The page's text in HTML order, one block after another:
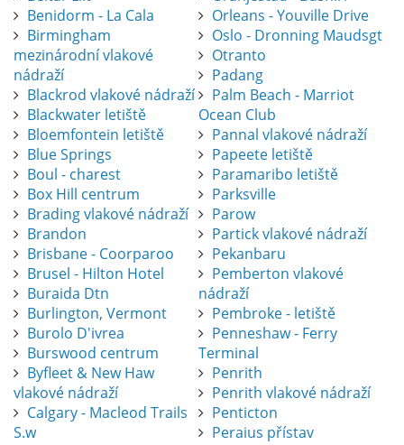
Benidorm - La Cala
Birmingham
mezinárodní vlakové
nádraží
Blackrod vlakové nádraží
Blackwater letiště
Bloemfontein letiště
Blue Springs
Boul - charest
Box Hill centrum
Brading vlakové nádraží
Brandon
Brisbane - Coorparoo
Brusel - Hilton Hotel
Buraida Dtn
Burlington, Vermont
Burolo D'ivrea
Burswood centrum
Byfleet & New Haw
vlakové nádraží
Calgary - Macleod Trails
S.w
Orleans - Youville Drive
Oslo - Dronning Maudsgt
Otranto
Padang
Palm Beach - Marriot
Ocean Club
Pannal vlakové nádraží
Papeete letiště
Paramaribo letiště
Parksville
Parow
Partick vlakové nádraží
Pekanbaru
Pemberton vlakové
nádraží
Pembroke - letiště
Penneshaw - Ferry
Terminal
Penrith
Penrith vlakové nádraží
Penticton
Peraius přístav